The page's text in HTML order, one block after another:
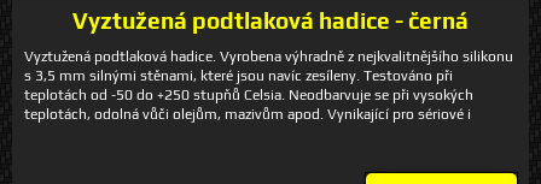
Vyztužená podtlaková hadice - černá
Vyztužená podtlaková hadice. Vyrobena výhradně z nejkvalitnějšího silikonu
s 3,5 mm silnými stěnami, které jsou navíc zesíleny. Testováno při
teplotách od -50 do +250 stupňů Celsia. Neodbarvuje se při vysokých
teplotách, odolná vůči olejům, mazivům apod. Vynikající pro sériové i